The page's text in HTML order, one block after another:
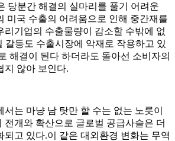
당분간 해결의 실마리를 풀기 어려운
미국 수출의 어려움으로 인해 중간재를
리기업의 수출물량이 감소할 수밖에 없
갈등도 수출시장에 악재로 작용하고 있
해결이 된다 하더라도 돌아선 소비자의
지 않아 보인다.
서는 마냥 남 탓만 할 수는 없는 노릇이
전개와 확산으로 글로벌 공급사슬은 더
되고 있다.이 같은 대외환경 변화는 무역